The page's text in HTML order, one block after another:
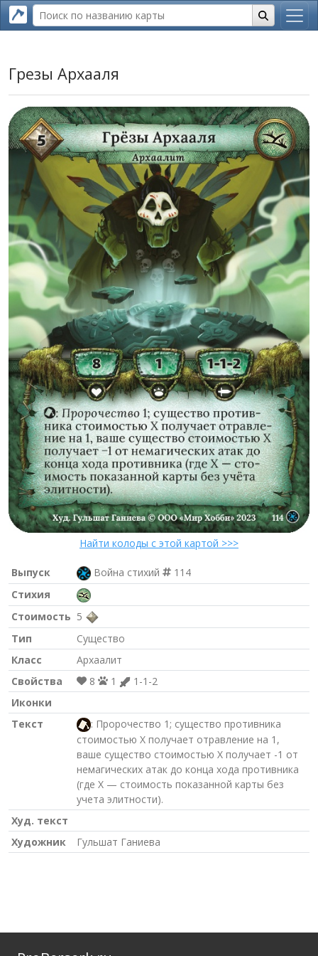
Грезы Архааля
Найти колоды с этой картой >>>
Выпуск Война стихий
114
Стихия
Стоимость 5
Тип
Существо
Класс
Архаалит
Свойства
8 1
1-1-2
Иконки
Текст
: Пророчество 1; существо противника
стоимостью X получает отравление на 1,
ваше существо стоимостью X получает -1 от
немагических атак до конца хода противника
(где X — стоимость показанной карты без
учета элитности).
Худ. текст
Художник
Гульшат Ганиева